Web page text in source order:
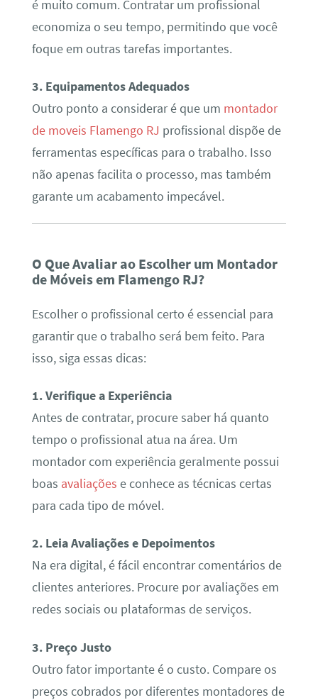
é muito comum. Contratar um profissional
economiza o seu tempo, permitindo que você
foque em outras tarefas importantes.
3. Equipamentos Adequados
Outro ponto a considerar é que um montador
de moveis Flamengo RJ profissional dispõe de
ferramentas específicas para o trabalho. Isso
não apenas facilita o processo, mas também
garante um acabamento impecável.
O Que Avaliar ao Escolher um Montador
de Móveis em Flamengo RJ?
Escolher o profissional certo é essencial para
garantir que o trabalho será bem feito. Para
isso, siga essas dicas:
1. Verifique a Experiência
Antes de contratar, procure saber há quanto
tempo o profissional atua na área. Um
montador com experiência geralmente possui
boas avaliações e conhece as técnicas certas
para cada tipo de móvel.
2. Leia Avaliações e Depoimentos
Na era digital, é fácil encontrar comentários de
clientes anteriores. Procure por avaliações em
redes sociais ou plataformas de serviços.
3. Preço Justo
Outro fator importante é o custo. Compare os
preços cobrados por diferentes montadores de